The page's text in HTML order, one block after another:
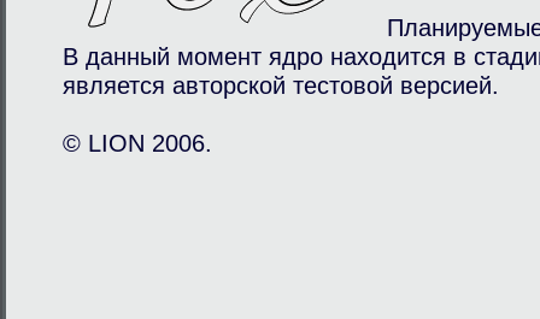
В данный момент ядро находится в
является авторcкой тестовой версией.
© LION 2006.